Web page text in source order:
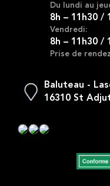
Du lundi au
8h – 11h30 /
Vendredi:
8h – 11h30 /
Prise de
Baluteau -
16310 St